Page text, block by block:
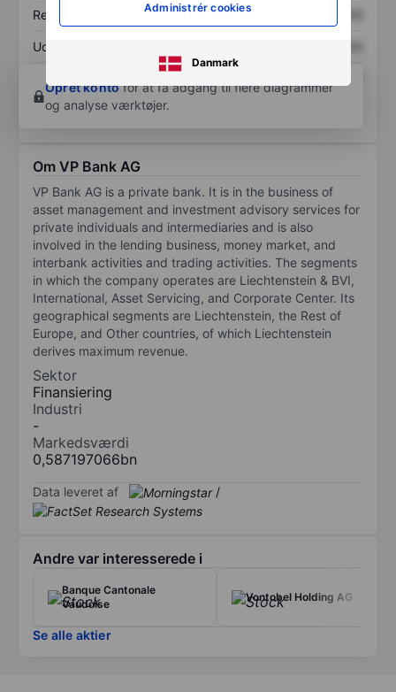
Administrér cookies
Danmark
Resultat pr. aktie (EPS) XXXXXXX
Udbytte pr. aktie
Opret kontofor at få adgang til flere diagrammer
og analyse værktøjer.
Om VP Bank AG
VP Bank AG is a private bank. It is in the business of
asset management and investment advisory services for
private individuals and intermediaries and is also
involved in the lending business, money market, and
interbank activities and trading activities. The segments
in which the company operates are Liechtenstein & BVI,
International, Asset Servicing, and Corporate Center. Its
geographical segments are Liechtenstein, the Rest of
Europe, and Other countries, of which Liechtenstein
derives maximum revenue.
Sektor
Finansiering
Industri
-
Markedsværdi
0,587197066bn
Data leveret af /
Andre var interesserede i
Banque Cantonale
Vaudoise
Vontobel Holding AG
Se alle aktier